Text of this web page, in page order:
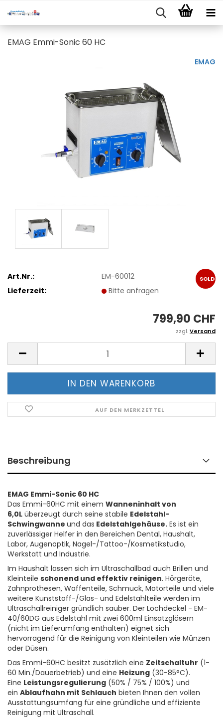
EMAG Emmi-Sonic 60 HC
EMAG
SOLD
Art.Nr.:
EM-60012
Lieferzeit:
Bitte anfragen
799,90 CHF
zzgl.Versand
AUF DEN MERKZETTEL
Beschreibung
EMAG Emmi-Sonic 60 HC
Das Emmi-60HC mit einem Wanneninhalt von
6,0L überzeugt durch seine stabile Edelstahl-
Schwingwanne und das Edelstahlgehäuse. Es ist ein
zuverlässiger Helfer in den Bereichen Dental, Haushalt,
Labor, Augenoptik, Nagel-/Tattoo-/Kosmetikstudio,
Werkstatt und Industrie.
Im Haushalt lassen sich im Ultraschallbad auch Brillen und
Kleinteile schonend und effektiv reinigen. Hörgeräte,
Zahnprothesen, Waffenteile, Schmuck, Motorteile und viele
weitere Kunststoff-/Glas- und Edelstahlteile werden im
Ultraschallreiniger gründlich sauber. Der Lochdeckel - EM-
40/60DG aus Edelstahl mit zwei 600ml Einsatzgläsern
(nicht im Lieferumfang enthalten) eignet sich
hervorragend für die Reinigung von Kleinteilen wie Münzen
oder Düsen.
Das Emmi-60HC besitzt zusätzlich eine Zeitschaltuhr (1-
60 Min./Dauerbetrieb) und eine Heizung (30-85°C).
Eine Leistungsregulierung (50% / 75% / 100%) und
ein Ablaufhahn mit Schlauch bieten Ihnen den vollen
Ausstattungsumfang für eine gründliche und effiziente
Reinigung mit Ultraschall.